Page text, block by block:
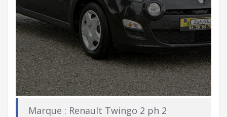
Marque : Renault Twingo 2 ph 2